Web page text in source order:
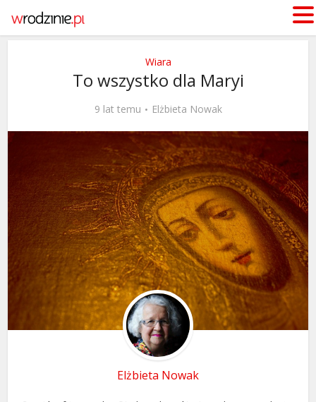
Wiara
To wszystko dla Maryi
9 lat temu Elżbieta Nowak
Elżbieta Nowak